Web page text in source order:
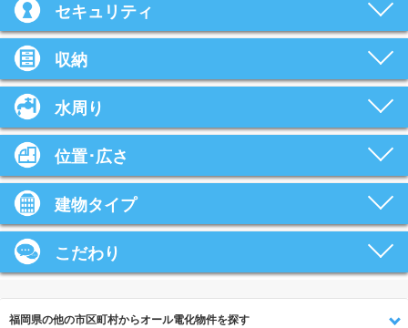
セキュリティ
収納
水周り
位置･広さ
建物タイプ
こだわり
福岡県の他の市区町村からオール電化物件を探す